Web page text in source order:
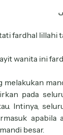
fardhal lillahi
wanita ini
melakukan
pada
Intinya,
besar.